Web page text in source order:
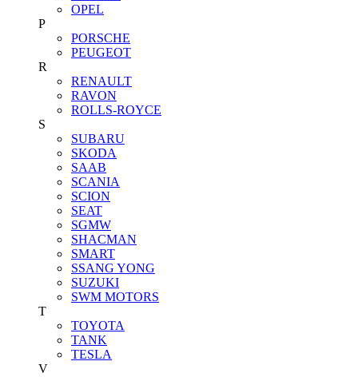
OPEL
P
PORSCHE
PEUGEOT
R
RENAULT
RAVON
ROLLS-ROYCE
S
SUBARU
SKODA
SAAB
SCANIA
SCION
SEAT
SGMW
SHACMAN
SMART
SSANG YONG
SUZUKI
SWM MOTORS
T
TOYOTA
TANK
TESLA
V